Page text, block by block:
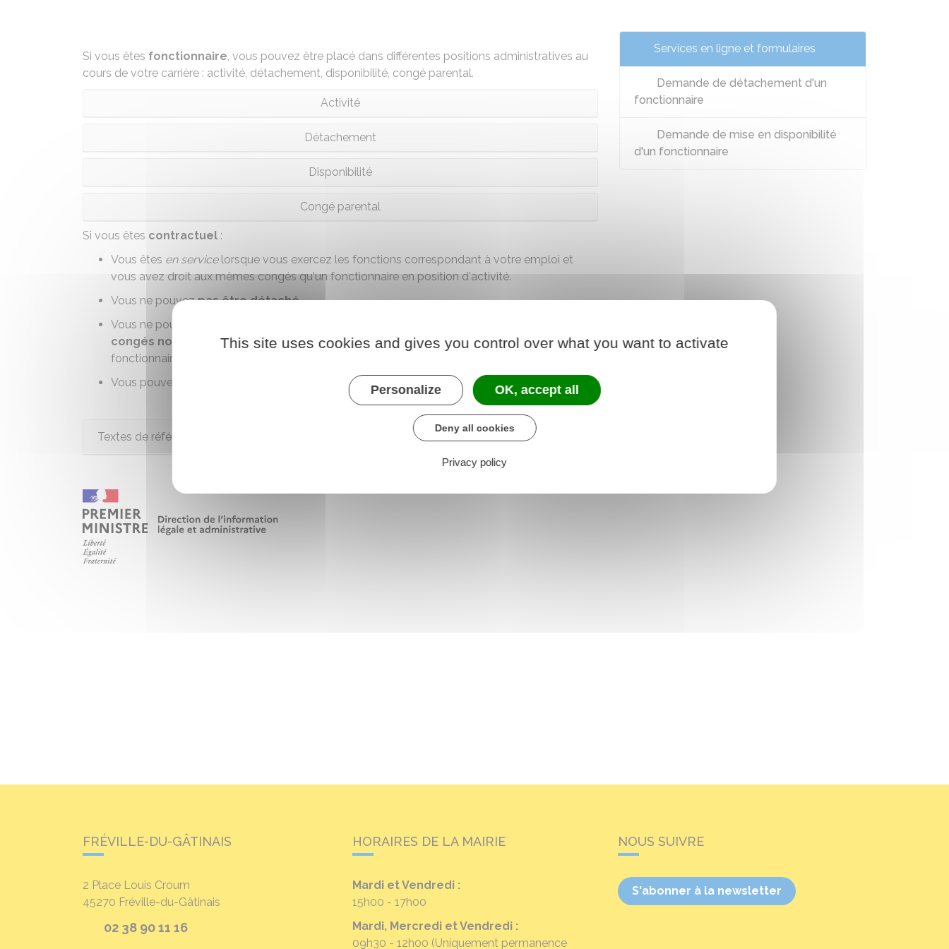
Si vous êtes fonctionnaire, vous pouvez être placé dans différentes positions administratives au
cours de votre carrière : activité, détachement, disponibilité, congé parental.
Activité
Détachement
Disponibilité
Congé parental
Si vous êtes contractuel :
Vous êtes en servicelorsque vous exercez les fonctions correspondant à votre emploi et
vous avez droit aux mêmes congés qu'un fonctionnaire en position d'activité.
Vous ne pouvezpas être détaché.
Vous ne pouvez
congés non rémunérés pour des motifs identiquesaux motifs pour lesquels un
fonctionnaire peut bénéficier d'une disponibilité.
Vous pouvez bénéficier du
Textes de référence
Services en ligne et formulaires
Demande de détachement d'un
fonctionnaire
Demande de mise en disponibilité
d'un fonctionnaire
FRÉVILLE-DU-GÂTINAIS
2 Place Louis Croum
45270 Fréville-du-Gâtinais
02 38 90 11 16
HORAIRES DE LA MAIRIE
Mardi et Vendredi :
15h00 - 17h00
Mardi, Mercredi et Vendredi :
09h30 - 12h00 (Uniquement permanence
NOUS SUIVRE
S'abonner à la newsletter
This site uses cookies and gives you control over what you want to activate
Personalize OK, accept all
Deny all cookies
Privacy policy